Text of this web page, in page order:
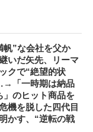
帆”な会社を父か
いだ矢先、リーマ
クで“絶望的状
「一時期は納品
」のヒット商品を
機を脱した四代目
かす、“逆転の戦